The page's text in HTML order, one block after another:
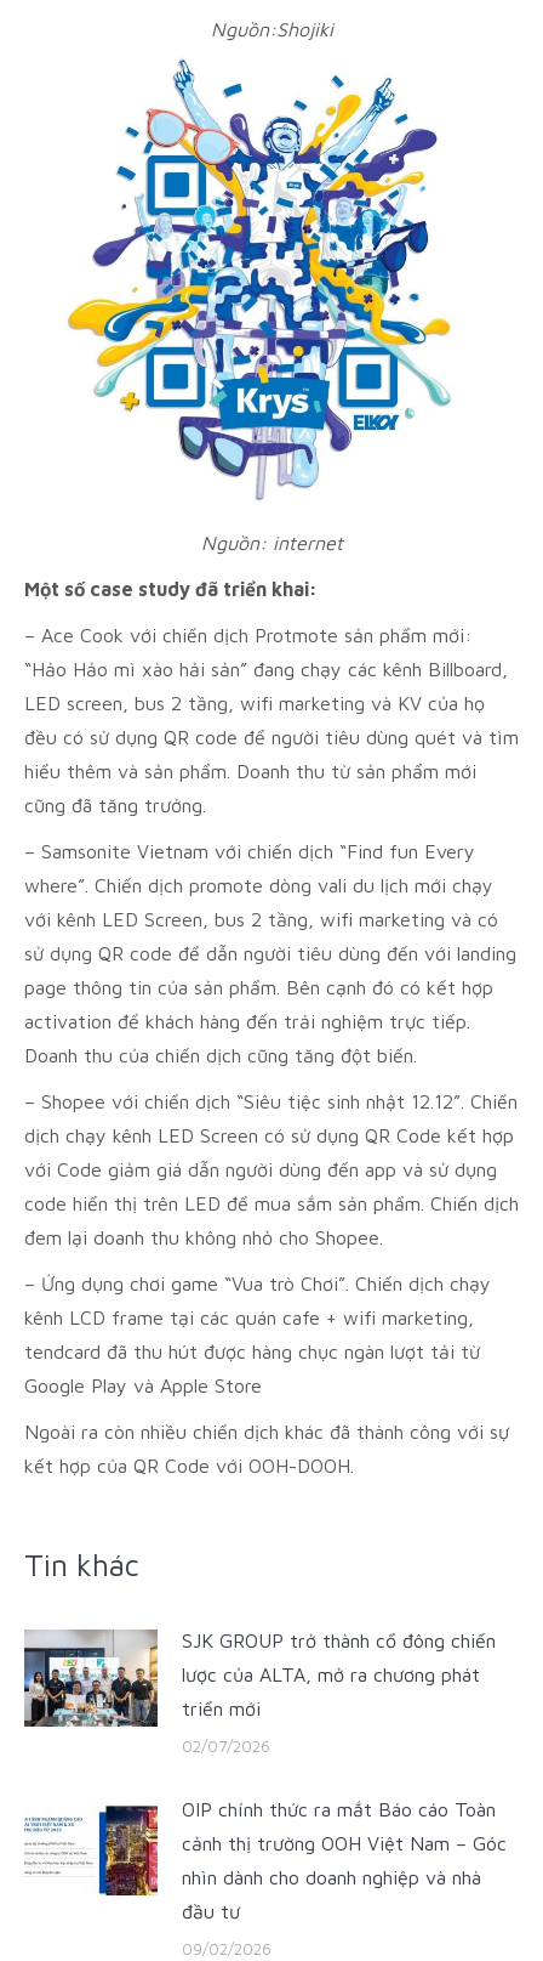
Nguồn:Shojiki
Nguồn: internet
Một số case study đã triển khai:
– Ace Cook với chiến dịch Protmote sản phẩm mới:
“Hảo Hảo mì xào hải sản” đang chạy các kênh Billboard,
LED screen, bus 2 tầng, wifi marketing và KV của họ
đều có sử dụng QR code để người tiêu dùng quét và tìm
hiểu thêm và sản phẩm. Doanh thu từ sản phẩm mới
cũng đã tăng trưởng.
– Samsonite Vietnam với chiến dịch “Find fun Every
where”. Chiến dịch promote dòng vali du lịch mới chạy
với kênh LED Screen, bus 2 tầng, wifi marketing và có
sử dụng QR code để dẫn người tiêu dùng đến với landing
page thông tin của sản phẩm. Bên cạnh đó có kết hợp
activation để khách hàng đến trải nghiệm trực tiếp.
Doanh thu của chiến dịch cũng tăng đột biến.
– Shopee với chiến dịch “Siêu tiệc sinh nhật 12.12”. Chiến
dịch chạy kênh LED Screen có sử dụng QR Code kết hợp
với Code giảm giá dẫn người dùng đến app và sử dụng
code hiển thị trên LED để mua sắm sản phẩm. Chiến dịch
đem lại doanh thu không nhỏ cho Shopee.
– Ứng dụng chơi game “Vua trò Chơi”. Chiến dịch chạy
kênh LCD frame tại các quán cafe + wifi marketing,
tendcard đã thu hút được hàng chục ngàn lượt tải từ
Google Play và Apple Store
Ngoài ra còn nhiều chiến dịch khác đã thành công với sự
kết hợp của QR Code với OOH-DOOH.
Tin khác
SJK GROUP trở thành cổ đông chiến
lược của ALTA, mở ra chương phát
triển mới
02/07/2026
OIP chính thức ra mắt Báo cáo Toàn
cảnh thị trường OOH Việt Nam – Góc
nhìn dành cho doanh nghiệp và nhà
đầu tư
09/02/2026